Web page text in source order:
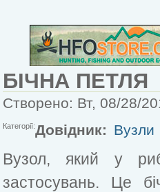
БІЧНА ПЕТЛЯ
Створено: Вт, 08/28/
Категорії:Довідник: Вузли
Вузол, який у
застосувань. Це